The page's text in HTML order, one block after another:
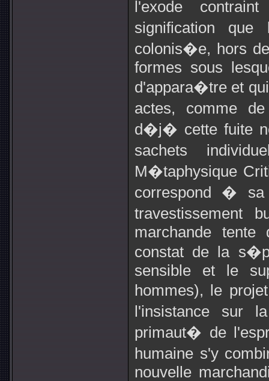
l'exode
signification
colonis�e, hors
formes sous
d'appara�tre et
actes, comme
d�j� cette fuite
sachets
M�taphysique
correspond �
travestissement
marchande
constat de la
sensible et le
hommes), le
l'insistance sur
primaut� de
humaine s'y
nouvelle